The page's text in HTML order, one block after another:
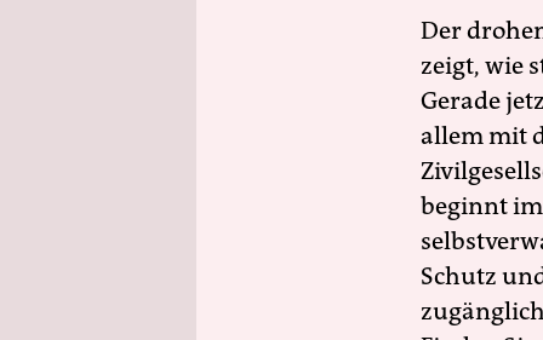
Der
zeigt, wie
Gerade
allem mit
beginnt
Schutz